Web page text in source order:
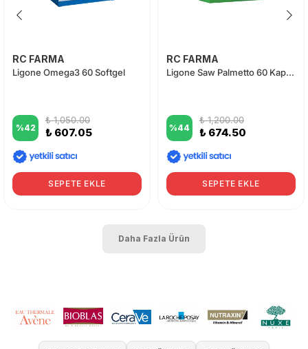
RC FARMA
Ligone Omega3 60 Softgel
%42
₺ 1,050.00
₺ 607.05
SEPETE EKLE
RC FARMA
Ligone Saw Palmetto 60 Kapsül
%44
₺ 1,200.00
₺ 674.50
SEPETE EKLE
Daha Fazla Ürün